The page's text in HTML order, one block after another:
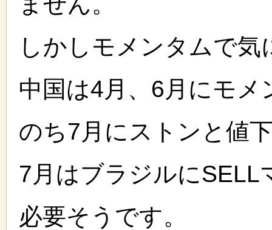
しかしモメンタムで
中国は4月、6月にモ
のち7月にストンと値
7月はブラジルにSELL
必要そうです。